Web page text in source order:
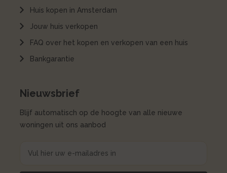
Huis kopen in Amsterdam
Jouw huis verkopen
FAQ over het kopen en verkopen van een huis
Bankgarantie
Nieuwsbrief
Blijf automatisch op de hoogte van alle nieuwe
woningen uit ons aanbod